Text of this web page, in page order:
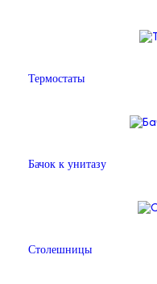
Термостаты
Бачок к унитазу
Столешницы